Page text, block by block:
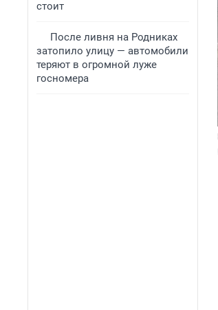
стоит
После ливня на Родниках
затопило улицу — автомобили
теряют в огромной луже
госномера